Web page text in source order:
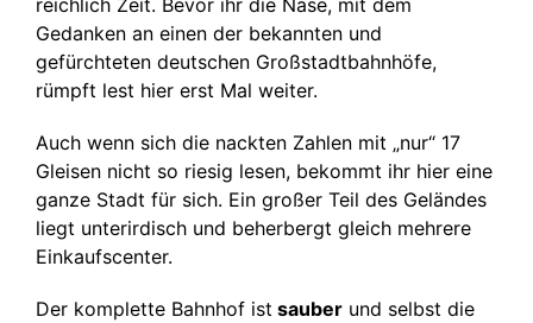
Gedanken an einen der bekannten und
gefürchteten deutschen Großstadtbahnhöfe,
rümpft lest hier erst Mal weiter.
Auch wenn sich die nackten Zahlen mit „nur“ 17
Gleisen nicht so riesig lesen, bekommt ihr hier eine
ganze Stadt für sich. Ein großer Teil des Geländes
liegt unterirdisch und beherbergt gleich mehrere
Einkaufscenter.
Der komplette Bahnhof ist sauber und selbst die